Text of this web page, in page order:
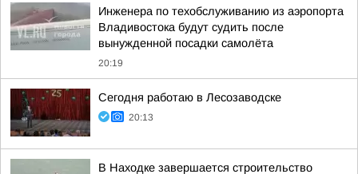
Инженера по техобслуживанию из аэропорта
Владивостока будут судить после
вынужденной посадки самолёта
20:19
Сегодня работаю в Лесозаводске
20:13
В Находке завершается строительство